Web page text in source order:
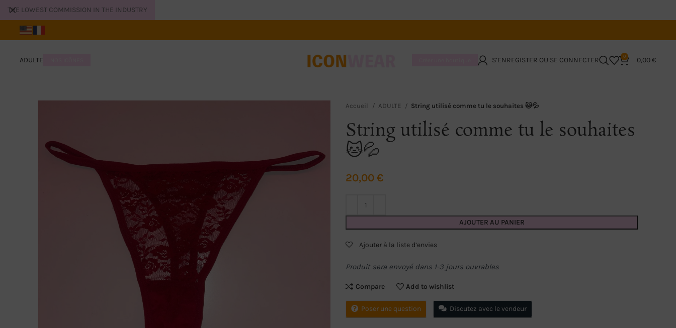
ADULTE S’ENREGISTER OU SE CONNECTER 0 0,00€
Accueil ADULTE String utilisé comme tu le souhaites 🐱💦
String utilisé comme tu le souhaites
🐱💦
20,00 €
AJOUTER AU PANIER
Ajouter à la liste d’envies
Produit sera envoyé dans 1-3 jours ouvrables
Compare Add to wishlist
Poser une question Discutez avec le vendeur
THE LOWEST COMMISSION IN THE INDUSTRY